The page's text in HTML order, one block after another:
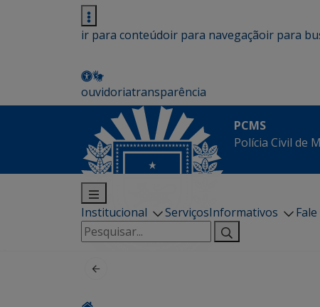
ir para conteúdoir para navegaçãoir para
ouvidoriatransparência
PCMS
Polícia Civil de
Institucional ServiçosInformativos
Pesquisar
por: